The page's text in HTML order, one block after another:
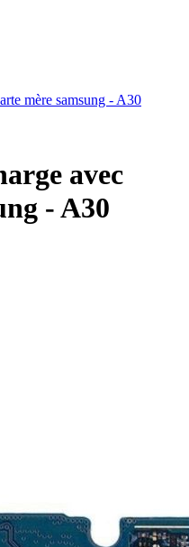
mère samsung - A30
avec
- A30